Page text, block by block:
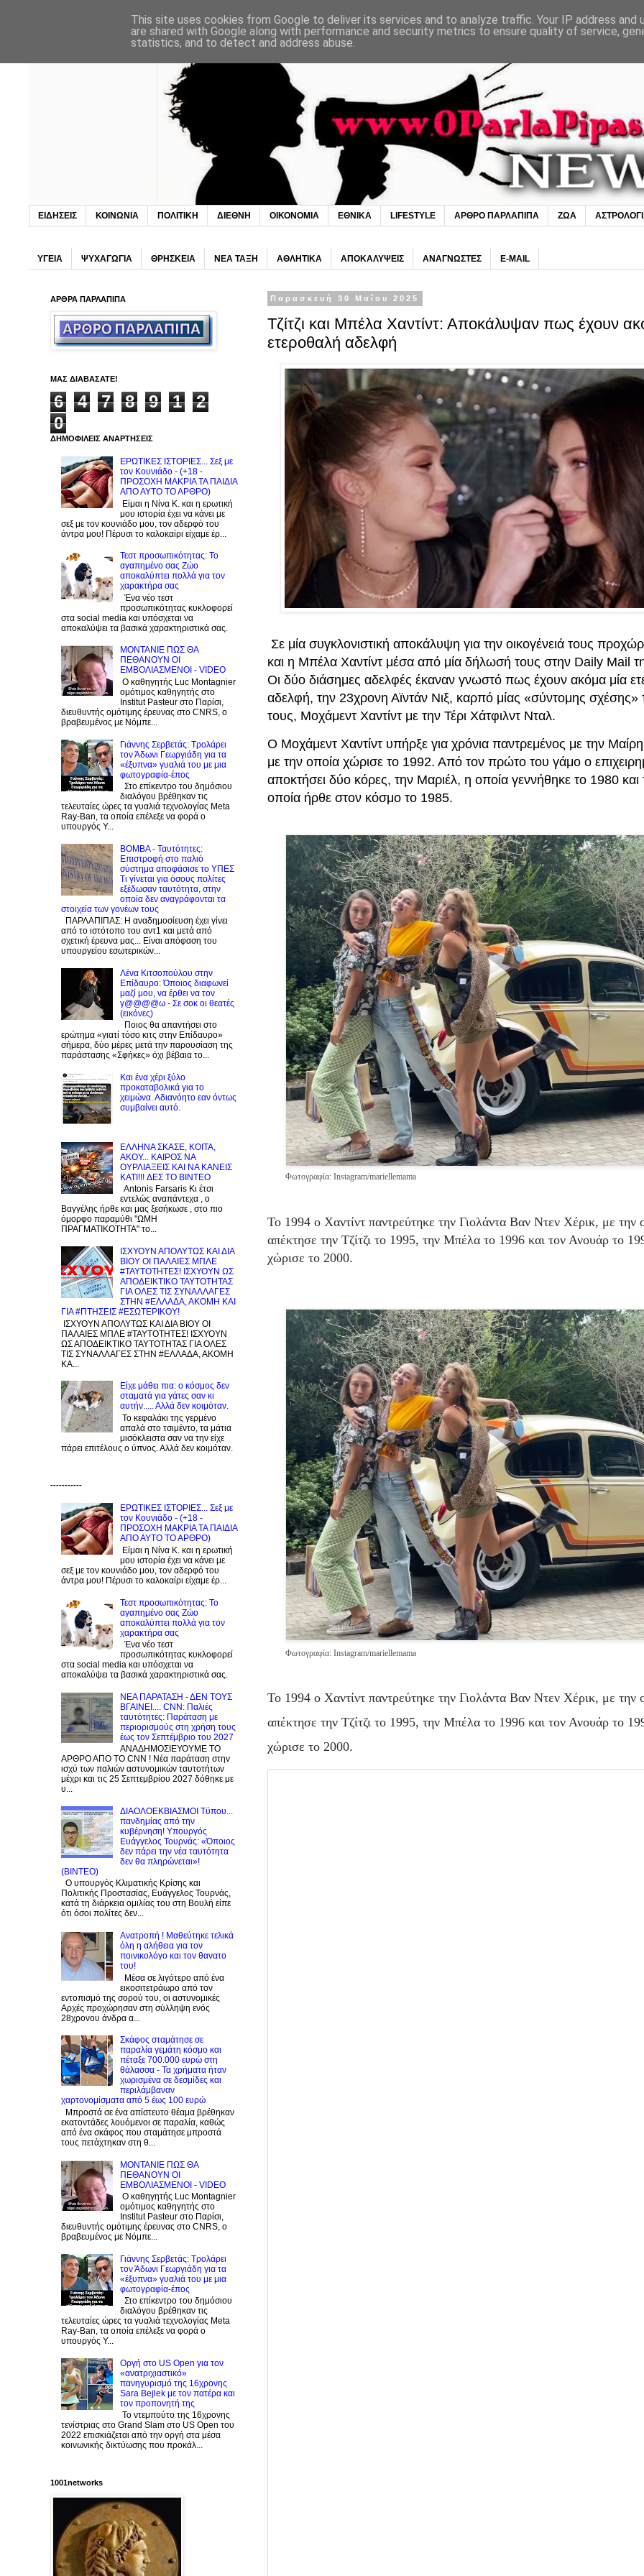
ΕΙΔΗΣΕΙΣ ΚΟΙΝΩΝΙΑ ΠΟΛΙΤΙΚΗ ΔΙΕΘΝΗ ΟΙΚΟΝΟΜΙΑ ΕΘΝΙΚΑ LIFESTYLE ΑΡΘΡΟ ΠΑΡΛΑΠΙΠΑ ΖΩΑ
ΥΓΕΙΑ ΨΥΧΑΓΩΓΙΑ ΘΡΗΣΚΕΙΑ ΝΕΑ ΤΑΞΗ ΑΘΛΗΤΙΚΑ ΑΠΟΚΑΛΥΨΕΙΣ ΑΝΑΓΝΩΣΤΕΣ E-MAIL
Παρασκευή 30 Μαΐου 2025
Τζίτζι και Μπέλα Xαντίντ: Αποκάλυψαν πως έχουν
ετεροθαλή αδελφή
Σε μία συγκλονιστική αποκάλυψη για την οικογένειά τους
και η Μπέλα Χαντίντ μέσα από μία δήλωσή τους στην Daily Mail
Οι δύο διάσημες αδελφές έκαναν γνωστό πως έχουν ακόμα μία
αδελφή, την 23χρονη Αϊντάν Νιξ, καρπό μίας «σύντομης σχέσης»
τους, Μοχάμεντ Χαντίντ με την Τέρι Χάτφιλντ Νταλ.
Ο Μοχάμεντ Χαντίντ υπήρξε για χρόνια παντρεμένος με την
με την οποία χώρισε το 1992. Από τον πρώτο του γάμο ο
αποκτήσει δύο κόρες, την Μαριέλ, η οποία γεννήθηκε το 1980
οποία ήρθε στον κόσμο το 1985.
Φωτογραφία: Instagram/mariellemama
Το 1994 ο Χαντίντ παντρεύτηκε την Γιολάντα Βαν Ντεν Χέρικ, με την
απέκτησε την Τζίτζι το 1995, την Μπέλα το 1996 και τον Ανουάρ το
χώρισε το 2000.
Φωτογραφία: Instagram/mariellemama
Το 1994 ο Χαντίντ παντρεύτηκε την Γιολάντα Βαν Ντεν Χέρικ, με την
απέκτησε την Τζίτζι το 1995, την Μπέλα το 1996 και τον Ανουάρ το
χώρισε το 2000.
ΑΡΘΡΑ ΠΑΡΛΑΠΙΠΑ
ΜΑΣ ΔΙΑΒΑΣΑΤΕ!
6 4 7 8 9 1
2
0
ΔΗΜΟΦΙΛΕΙΣ ΑΝΑΡΤΗΣΕΙΣ
ΕΡΩΤΙΚΕΣ ΙΣΤΟΡΙΕΣ... Σεξ με
τον Kουνιάδο - (+18 -
ΠΡΟΣΟΧΗ ΜΑΚΡΙΑ ΤΑ ΠΑΙΔΙΑ
ΑΠΟ ΑΥΤΟ ΤΟ ΑΡΘΡΟ)
Είμαι η Νίνα Κ. και η ερωτική
μου ιστορία έχει να κάνει με
σεξ με τον κουνιάδο μου, τον αδερφό του
άντρα μου! Πέρυσι το καλοκαίρι είχαμε έρ...
Τεστ προσωπικότητας: Το
αγαπημένο σας Zώο
αποκαλύπτει πολλά για τον
χαρακτήρα σας
Ένα νέο τεστ
προσωπικότητας κυκλοφορεί
στα social media και υπόσχεται να
αποκαλύψει τα βασικά χαρακτηριστικά σας.
ΜΟΝΤΑΝΙΕ ΠΩΣ ΘΑ
ΠΕΘΑΝΟΥΝ ΟΙ
ΕΜΒΟΛΙΑΣΜΕΝΟΙ - VIDEO
Ο καθηγητής Luc Montagnier
ομότιμος καθηγητής στο
Institut Pasteur στο Παρίσι,
διευθυντής ομότιμης έρευνας στο CNRS, o
βραβευμένος με Νόμπε...
Γιάννης Σερβετάς: Τρολάρει
τον Άδωνι Γεωργιάδη για τα
«έξυπνα» γυαλιά του με μια
φωτογραφία-έπος
Στο επίκεντρο του δημόσιου
διαλόγου βρέθηκαν τις
τελευταίες ώρες τα γυαλιά τεχνολογίας Meta
Ray-Ban, τα οποία επέλεξε να φορά ο
υπουργός Υ...
BOMBA - Ταυτότητες:
Eπιστροφή στο παλιό
σύστημα αποφάσισε το ΥΠΕΣ
Τι γίνεται για όσους πολίτες
εξέδωσαν ταυτότητα, στην
οποία δεν αναγράφονται τα
στοιχεία των γονέων τους
ΠΑΡΛΑΠΙΠΑΣ: Η αναδημοσίευση έχει γίνει
από το ιστότοπο του αντ1 και μετά από
σχετική έρευνα μας... Είναι απόφαση του
υπουργείου εσωτερικών...
Λένα Κιτσοπούλου στην
Επίδαυρο: Όποιος διαφωνεί
μαζί μου, να έρθει να τον
γ@@@@ω - Σε σοκ οι θεατές
(εικόνες)
Ποιος θα απαντήσει στο
ερώτημα «γιατί τόσο κιτς στην Επίδαυρο»
σήμερα, δύο μέρες μετά την παρουσίαση της
παράστασης «Σφήκες» όχι βέβαια το...
Και ένα χέρι ξύλο
προκαταβολικά για το
χειμώνα. Αδιανόητο εαν όντως
συμβαίνει αυτό.
EΛΛΗΝΑ ΣΚΑΣΕ, ΚΟΙΤΑ,
ΑΚΟΥ... ΚΑΙΡΟΣ ΝΑ
ΟΥΡΛIAΞΕΙΣ ΚΑΙ ΝΑ ΚΑΝΕΙΣ
KATI!!! ΔΕΣ TO BINTEO
Antonis Farsaris Κι έτσι
εντελώς αναπάντεχα , ο
Βαγγέλης ήρθε και μας ξεσήκωσε , στο πιο
όμορφο παραμύθι "ΩΜΗ
ΠΡΑΓΜΑΤΙΚΟΤΗΤΑ" το...
ΙΣΧΥΟΥΝ ΑΠΟΛΥΤΩΣ ΚΑΙ ΔΙΑ
ΒΙΟΥ ΟΙ ΠΑΛΑΙΕΣ ΜΠΛΕ
#ΤΑΥΤΟΤΗΤΕΣ! ΙΣΧΥΟΥΝ ΩΣ
ΑΠΟΔΕΙΚΤΙΚΟ ΤΑΥΤΟΤΗΤΑΣ
ΓΙΑ ΟΛΕΣ ΤΙΣ ΣΥΝΑΛΛΑΓΕΣ
ΣΤΗΝ #ΕΛΛΑΔΑ, ΑΚΟΜΗ ΚΑΙ
ΓΙΑ #ΠΤΗΣΕΙΣ #ΕΣΩΤΕΡΙΚΟΥ!
ΙΣΧΥΟΥΝ ΑΠΟΛΥΤΩΣ ΚΑΙ ΔΙΑ ΒΙΟΥ ΟΙ
ΠΑΛΑΙΕΣ ΜΠΛΕ #ΤΑΥΤΟΤΗΤΕΣ! ΙΣΧΥΟΥΝ
ΩΣ ΑΠΟΔΕΙΚΤΙΚΟ ΤΑΥΤΟΤΗΤΑΣ ΓΙΑ ΟΛΕΣ
ΤΙΣ ΣΥΝΑΛΛΑΓΕΣ ΣΤΗΝ #ΕΛΛΑΔΑ, ΑΚΟΜΗ
ΚΑ...
Είχε μάθει πια: ο κόσμος δεν
σταματά για γάτες σαν κι
αυτήν..... Αλλά δεν κοιμόταν.
Το κεφαλάκι της γερμένο
απαλά στο τσιμέντο, τα μάτια
μισόκλειστα σαν να την είχε
πάρει επιτέλους ο ύπνος. Αλλά δεν κοιμόταν.
-----------
ΕΡΩΤΙΚΕΣ ΙΣΤΟΡΙΕΣ... Σεξ με
τον Kουνιάδο - (+18 -
ΠΡΟΣΟΧΗ ΜΑΚΡΙΑ ΤΑ ΠΑΙΔΙΑ
ΑΠΟ ΑΥΤΟ ΤΟ ΑΡΘΡΟ)
Είμαι η Νίνα Κ. και η ερωτική
μου ιστορία έχει να κάνει με
σεξ με τον κουνιάδο μου, τον αδερφό του
άντρα μου! Πέρυσι το καλοκαίρι είχαμε έρ...
Τεστ προσωπικότητας: Το
αγαπημένο σας Zώο
αποκαλύπτει πολλά για τον
χαρακτήρα σας
Ένα νέο τεστ
προσωπικότητας κυκλοφορεί
στα social media και υπόσχεται να
αποκαλύψει τα βασικά χαρακτηριστικά σας.
NEA ΠΑΡΑΤΑΣΗ - ΔΕΝ ΤΟΥΣ
ΒΓΑΙΝΕΙ.... CNN: Παλιές
ταυτότητες: Παράταση με
περιορισμούς στη χρήση τους
έως τον Σεπτέμβριο του 2027
ΑΝΑΔΗΜΟΣΙΕΥΟΥΜΕ ΤΟ
ΑΡΘΡΟ ΑΠΟ ΤΟ CNN ! Νέα παράταση στην
ισχύ των παλιών αστυνομικών ταυτοτήτων
μέχρι και τις 25 Σεπτεμβρίου 2027 δόθηκε με
υ...
ΔΙΑΟΛΟΕΚΒΙΑΣΜΟΙ Tύπου...
πανδημίας από την
κυβέρνηση! Υπουργός
Ευάγγελος Τουρνάς: «Όποιος
δεν πάρει την νέα ταυτότητα
δεν θα πληρώνεται»!
(BINTEO)
Ο υπουργός Κλιματικής Κρίσης και
Πολιτικής Προστασίας, Ευάγγελος Τουρνάς,
κατά τη διάρκεια ομιλίας του στη Βουλή είπε
ότι όσοι πολίτες δεν...
Ανατροπή ! Mαθεύτηκε τελικά
όλη η αλήθεια για τον
ποινικολόγο και τον θανατο
του!
Μέσα σε λιγότερο από ένα
εικοσιτετράωρο από τον
εντοπισμό της σορού του, οι αστυνομικές
Αρχές προχώρησαν στη σύλληψη ενός
28χρονου άνδρα α...
Σκάφος σταμάτησε σε
παραλία γεμάτη κόσμο και
πέταξε 700.000 ευρώ στη
θάλασσα - Τα χρήματα ήταν
χωρισμένα σε δεσμίδες και
περιλάμβαναν
χαρτονομίσματα από 5 έως 100 ευρώ
Μπροστά σε ένα απίστευτο θέαμα βρέθηκαν
εκατοντάδες λουόμενοι σε παραλία, καθώς
από ένα σκάφος που σταμάτησε μπροστά
τους πετάχτηκαν στη θ...
ΜΟΝΤΑΝΙΕ ΠΩΣ ΘΑ
ΠΕΘΑΝΟΥΝ ΟΙ
ΕΜΒΟΛΙΑΣΜΕΝΟΙ - VIDEO
Ο καθηγητής Luc Montagnier
ομότιμος καθηγητής στο
Institut Pasteur στο Παρίσι,
διευθυντής ομότιμης έρευνας στο CNRS, o
βραβευμένος με Νόμπε...
Γιάννης Σερβετάς: Τρολάρει
τον Άδωνι Γεωργιάδη για τα
«έξυπνα» γυαλιά του με μια
φωτογραφία-έπος
Στο επίκεντρο του δημόσιου
διαλόγου βρέθηκαν τις
τελευταίες ώρες τα γυαλιά τεχνολογίας Meta
Ray-Ban, τα οποία επέλεξε να φορά ο
υπουργός Υ...
Οργή στο US Open για τον
«ανατριχιαστικό»
πανηγυρισμό της 16χρονης
Sara Bejlek με τον πατέρα και
τον προπονητή της
Το ντεμπούτο της 16χρονης
τενίστριας στο Grand Slam στο US Open του
2022 επισκιάζεται από την οργή στα μέσα
κοινωνικής δικτύωσης που προκάλ...
1001networks
This site uses cookies from Google to deliver its services and to analyze traffic. Your IP address and
are shared with Google along with performance and security metrics to ensure quality of service,
statistics, and to detect and address abuse.